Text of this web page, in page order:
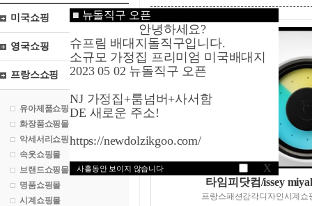
■ 뉴돌직구 오픈
안녕하세요?
슈프림 배대지돌직구입니다.
소규모 가정집 프리미엄 미국배대지
2023 05 02 뉴돌직구 오픈
NJ 가정집+룸넘버+사서함
DE 새로운 주소!
https://newdolzikgoo.com/
사흘동안 보이지 않습니다 X
미국쇼핑
영국쇼핑
프랑스쇼핑
유아제품쇼핑몰
화장품쇼핑몰
악세서리쇼핑몰
속옷쇼핑몰
브랜드쇼핑몰
명품쇼핑몰
시계쇼핑몰
타임피닷컴/issey
프랑스패션감각디자인시계쇼